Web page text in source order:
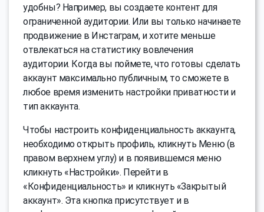
удобны? Например, вы создаете контент для
ограниченной аудитории. Или вы только начинаете
продвижение в Инстаграм, и хотите меньше
отвлекаться на статистику вовлечения
аудитории. Когда вы поймете, что готовы сделать
аккаунт максимально публичным, то сможете в
любое время изменить настройки приватности и
тип аккаунта.
Чтобы настроить конфиденциальность аккаунта,
необходимо открыть профиль, кликнуть Меню (в
правом верхнем углу) и в появившемся меню
кликнуть «Настройки». Перейти в
«Конфиденциальность» и кликнуть «Закрытый
аккаунт». Эта кнопка присутствует и в